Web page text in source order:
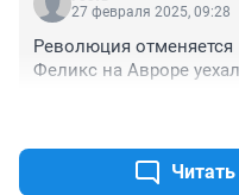
27 февраля 2025, 09:28
Революция отменяется
Феликс на Авроре